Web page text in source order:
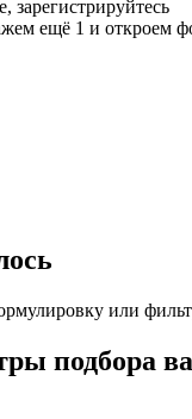
зарегистрируйтесь
ещё 1 и откроем
или
подбора